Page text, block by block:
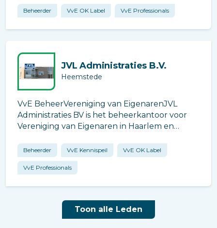
werkzaamheden uit handen te nemen
waardoor u zo min mogelijk omkijken heeft
naar uw VvE en gebouw.
Beheerder VvE OK Label VvE Professionals
JVL Administraties B.V.
Heemstede
VvE BeheerVereniging van EigenarenJVL
Administraties BV is het beheerkantoor voor
Vereniging van Eigenaren in Haarlem en
Administraties ruim 90 VvE`s in de regio
Kennemerland (Haarlem, Heemstede,
Hillegom, IJmuiden, Lisse,
Beheerder VvE Kennispeil VvE OK Label
VvE Professionals
Toon alle Leden